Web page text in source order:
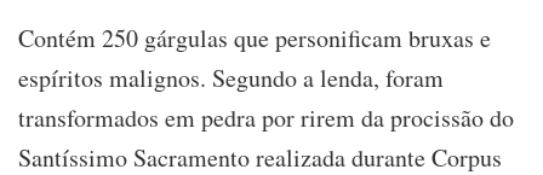
Contém 250 gárgulas que personificam bruxas e
espíritos malignos. Segundo a lenda, foram
transformados em pedra por rirem da procissão do
Santíssimo Sacramento realizada durante Corpus